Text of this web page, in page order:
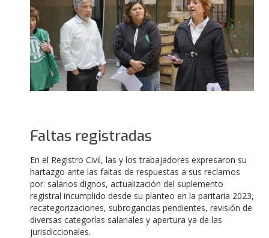
Faltas registradas
En el Registro Civil, las y los trabajadores expresaron su
hartazgo ante las faltas de respuestas a sus reclamos
por: salarios dignos, actualización del suplemento
registral incumplido desde su planteo en la paritaria 2023,
recategorizaciones, subrogancias pendientes, revisión de
diversas categorías salariales y apertura ya de las
jurisdiccionales.